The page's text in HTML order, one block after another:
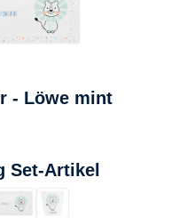
- Löwe mint
Set-Artikel